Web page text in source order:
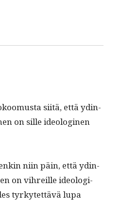
siitä, että ydin­
on sille ide­ologi­nen
niin päin, että ydin­
on vihreille ide­ologi­
tyrkytet­tävä lupa